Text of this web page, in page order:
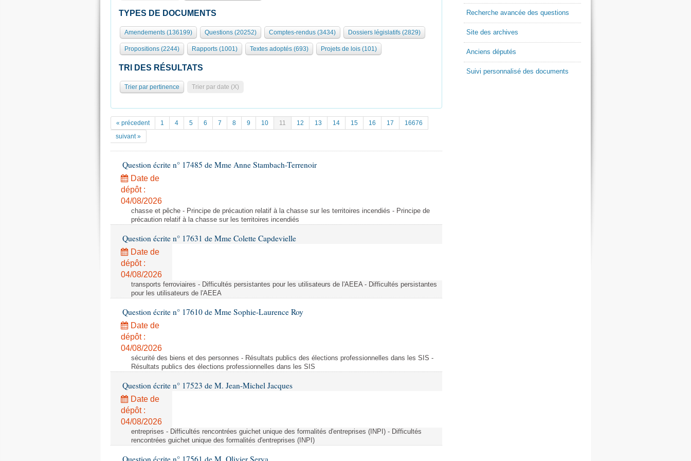
TYPES DE DOCUMENTS
Amendements (136199) Questions (20252) Comptes-rendus (3434) Dossiers législatifs (2829)
Propositions (2244) Rapports (1001) Textes adoptés (693) Projets de lois (101)
TRI DES RÉSULTATS
Trier par pertinence Trier par date (X)
« précedent 1 4 5 6 7 8 9 10 11 12 13 14 15 16 17
16676
suivant »
Question écrite n° 17485 de Mme Anne Stambach-Terrenoir
Date de
dépôt :
04/08/2026
chasse et pêche - Principe de précaution relatif à la chasse sur les territoires incendiés - Principe de
précaution relatif à la chasse sur les territoires incendiés
Question écrite n° 17631 de Mme Colette Capdevielle
Date de
dépôt :
04/08/2026
transports ferroviaires - Difficultés persistantes pour les utilisateurs de l'AEEA - Difficultés persistantes
pour les utilisateurs de l'AEEA
Question écrite n° 17610 de Mme Sophie-Laurence Roy
Date de
dépôt :
04/08/2026
sécurité des biens et des personnes - Résultats publics des élections professionnelles dans les SIS -
Résultats publics des élections professionnelles dans les SIS
Question écrite n° 17523 de M. Jean-Michel Jacques
Date de
dépôt :
04/08/2026
entreprises - Difficultés rencontrées guichet unique des formalités d'entreprises (INPI) - Difficultés
rencontrées guichet unique des formalités d'entreprises (INPI)
Question écrite n° 17561 de M. Olivier Serva
Recherche avancée des questions
Site des archives
Anciens députés
Suivi personnalisé des documents